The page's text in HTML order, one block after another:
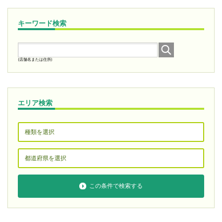
キーワード検索
(店舗名または住所)
エリア検索
この条件で検索する